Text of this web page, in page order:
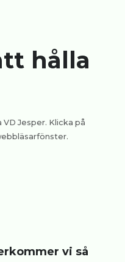
hålla
Jesper. Klicka på
vi så